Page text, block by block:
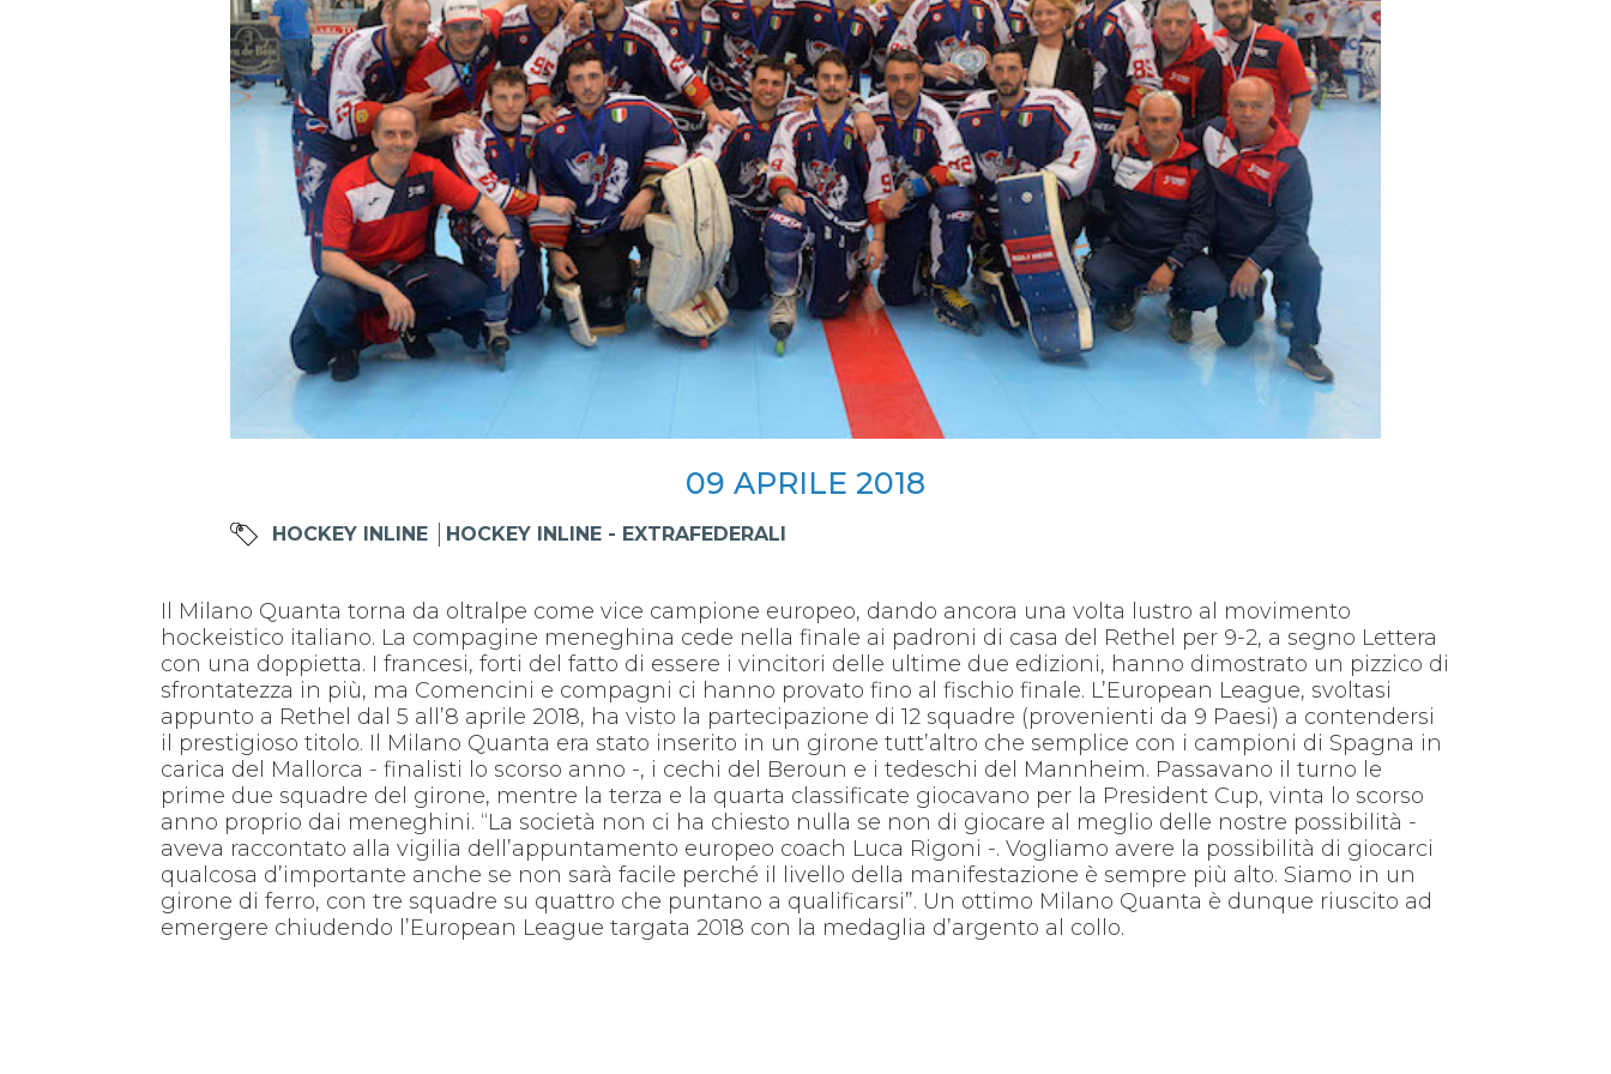
09 APRILE 2018
HOCKEY INLINE HOCKEY INLINE - EXTRAFEDERALI
Il Milano Quanta torna da oltralpe come vice campione europeo, dando ancora una volta lustro al movimento
hockeistico italiano. La compagine meneghina cede nella finale ai padroni di casa del Rethel per 9-2, a segno Lettera
con una doppietta. I francesi, forti del fatto di essere i vincitori delle ultime due edizioni, hanno dimostrato un pizzico di
sfrontatezza in più, ma Comencini e compagni ci hanno provato fino al fischio finale. L’European League, svoltasi
appunto a Rethel dal 5 all’8 aprile 2018, ha visto la partecipazione di 12 squadre (provenienti da 9 Paesi) a contendersi
il prestigioso titolo. Il Milano Quanta era stato inserito in un girone tutt’altro che semplice con i campioni di Spagna in
carica del Mallorca - finalisti lo scorso anno -, i cechi del Beroun e i tedeschi del Mannheim. Passavano il turno le
prime due squadre del girone, mentre la terza e la quarta classificate giocavano per la President Cup, vinta lo scorso
anno proprio dai meneghini. “La società non ci ha chiesto nulla se non di giocare al meglio delle nostre possibilità -
aveva raccontato alla vigilia dell’appuntamento europeo coach Luca Rigoni -. Vogliamo avere la possibilità di giocarci
qualcosa d’importante anche se non sarà facile perché il livello della manifestazione è sempre più alto. Siamo in un
girone di ferro, con tre squadre su quattro che puntano a qualificarsi”. Un ottimo Milano Quanta è dunque riuscito ad
emergere chiudendo l’European League targata 2018 con la medaglia d’argento al collo.
SKATE4ALL
Mappa del sito Calendario Ricerca Impianti Feed Photogallery Privacy Policy Cookie policy